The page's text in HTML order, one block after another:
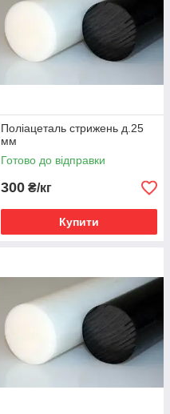
Поліацеталь стрижень д.25
мм
Готово до відправки
300 ₴/кг
Купити